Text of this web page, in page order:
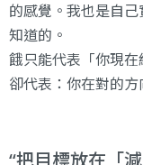
的感覺。我也是自
知道的。
餓只能代表「你現
卻代表：你在對的方